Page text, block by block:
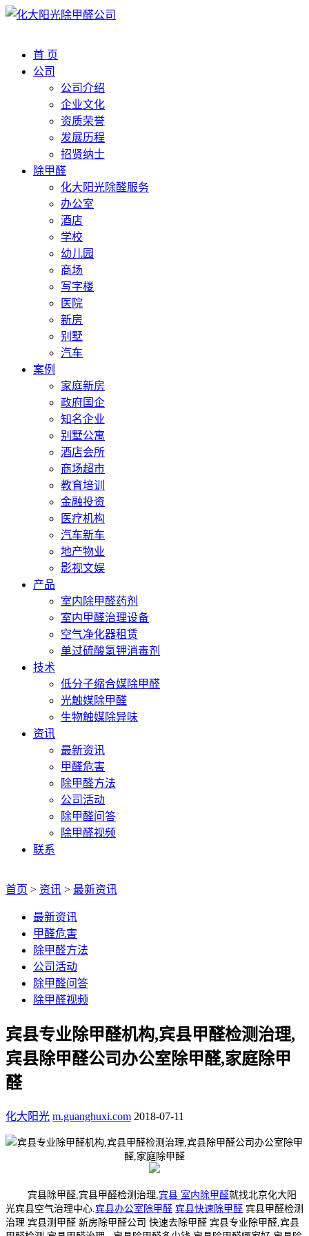
首 页
公司
公司介绍
企业文化
资质荣誉
发展历程
招贤纳士
除甲醛
化大阳光除醛服务
办公室
酒店
学校
幼儿园
商场
写字楼
医院
新房
别墅
汽车
案例
家庭新房
政府国企
知名企业
别墅公寓
酒店会所
商场超市
教育培训
金融投资
医疗机构
汽车新车
地产物业
影视文娱
产品
室内除甲醛药剂
室内甲醛治理设备
空气净化器租赁
单过硫酸氢钾消毒剂
技术
低分子缩合媒除甲醛
光触媒除甲醛
生物触媒除异味
资讯
最新资讯
甲醛危害
除甲醛方法
公司活动
除甲醛问答
除甲醛视频
联系
首页 > 资讯 > 最新资讯
最新资讯
甲醛危害
除甲醛方法
公司活动
除甲醛问答
除甲醛视频
宾县专业除甲醛机构,宾县甲醛检测治理,
宾县除甲醛公司办公室除甲醛,家庭除甲
醛
化大阳光 m.guanghuxi.com 2018-07-11
宾县除甲醛,宾县甲醛检测治理, 宾县 室内除甲醛就找北京化大阳
光宾县空气治理中心. 宾县办公室除甲醛 宾县快速除甲醛 宾县甲醛检测
治理 宾县测甲醛 新房除甲醛公司 快速去除甲醛 宾县专业除甲醛,宾县